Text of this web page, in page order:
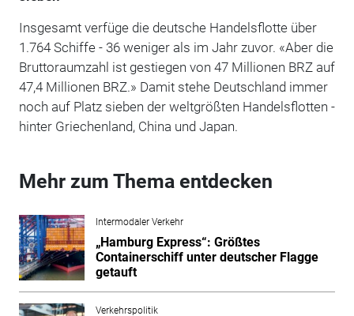
Insgesamt verfüge die deutsche Handelsflotte über
1.764 Schiffe - 36 weniger als im Jahr zuvor. «Aber die
Bruttoraumzahl ist gestiegen von 47 Millionen BRZ auf
47,4 Millionen BRZ.» Damit stehe Deutschland immer
noch auf Platz sieben der weltgrößten Handelsflotten -
hinter Griechenland, China und Japan.
Mehr zum Thema entdecken
Intermodaler Verkehr
„Hamburg Express“: Größtes
Containerschiff unter deutscher Flagge
getauft
Verkehrspolitik